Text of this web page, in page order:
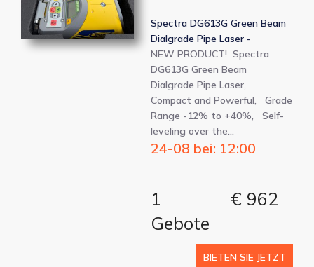
Spectra DG613G Green Beam
Dialgrade Pipe Laser -
NEW PRODUCT! Spectra
DG613G Green Beam
Dialgrade Pipe Laser,
Compact and Powerful, Grade
Range -12% to +40%, Self-
leveling over the…
24-08 bei: 12:00
1
Gebote
€ 962
BIETEN SIE JETZT